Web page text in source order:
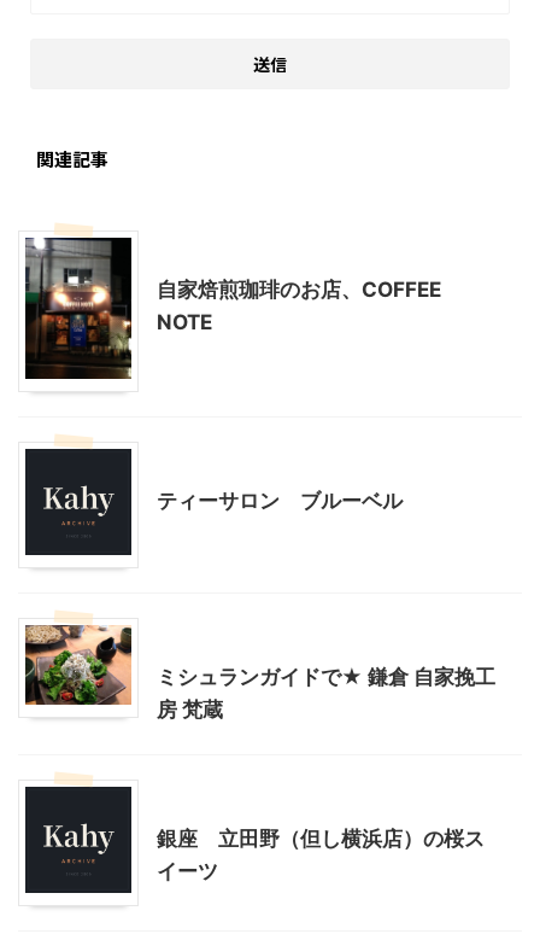
関連記事
自家焙煎珈琲のお店、COFFEE
NOTE
ティーサロン ブルーベル
ミシュランガイドで★ 鎌倉 自家挽工
房 梵蔵
銀座 立田野（但し横浜店）の桜ス
イーツ